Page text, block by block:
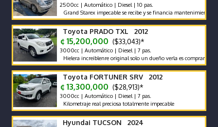
2500cc | Automático | Diesel | 10 pas.
Grand Starex impecable se recibe y se financia mantenimiento
Toyota PRADO TXL 2012
¢ 15,200,000 ($33,043)*
3000cc | Automático | Diesel | 7 pas.
Hielera increiblenre original solo un dueño verla es comprarla
Toyota FORTUNER SRV 2012
¢ 13,300,000 ($28,913)*
3000cc | Automático | Diesel | 7 pas.
Kilometraje real preciosa totalmente impecable
Hyundai TUCSON 2024